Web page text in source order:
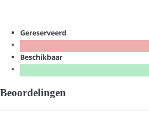
Gereserveerd
Beschikbaar
Beoordelingen